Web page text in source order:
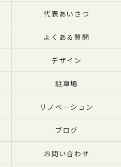
代表あいさつ
よくある質問
デザイン
駐車場
リノベーション
ブログ
お問い合わせ